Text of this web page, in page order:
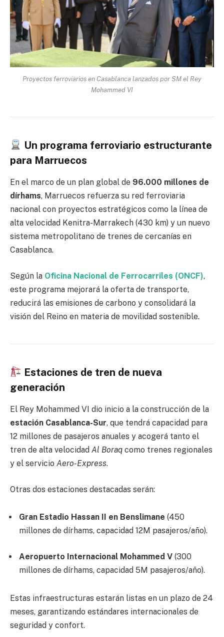
Proyectos ferroviarios en Casablanca lanzados por SM el Rey
Mohammed VI
Un programa ferroviario estructurante
para Marruecos
En el marco de un plan global de 96.000 millones de
dírhams, Marruecos refuerza su red ferroviaria
nacional con proyectos estratégicos como la línea de
alta velocidad Kenitra-Marrakech (430 km) y un nuevo
sistema metropolitano de trenes de cercanías en
Casablanca.
Según la Oficina Nacional de Ferrocarriles (ONCF),
este programa mejorará la oferta de transporte,
reducirá las emisiones de carbono y consolidará la
visión del Reino en materia de movilidad sostenible.
Estaciones de tren de nueva
generación
El Rey Mohammed VI dio inicio a la construcción de la
estación Casablanca-Sur, que tendrá capacidad para
12 millones de pasajeros anuales y acogerá tanto el
tren de alta velocidad Al Boraq como trenes regionales
y el servicio Aero-Express.
Otras dos estaciones destacadas serán:
Gran Estadio Hassan II en Benslimane (450
millones de dírhams, capacidad 12M pasajeros/año).
Aeropuerto Internacional Mohammed V (300
millones de dírhams, capacidad 5M pasajeros/año).
Estas infraestructuras estarán listas en un plazo de 24
meses, garantizando estándares internacionales de
seguridad y confort.